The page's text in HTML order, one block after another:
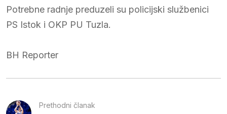
Potrebne radnje preduzeli su policijski službenici
PS Istok i OKP PU Tuzla.
BH Reporter
Prethodni članak